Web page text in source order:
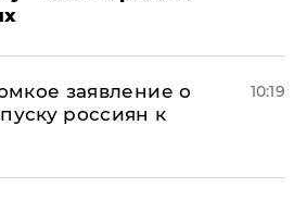
заявление о
россиян к
10:19